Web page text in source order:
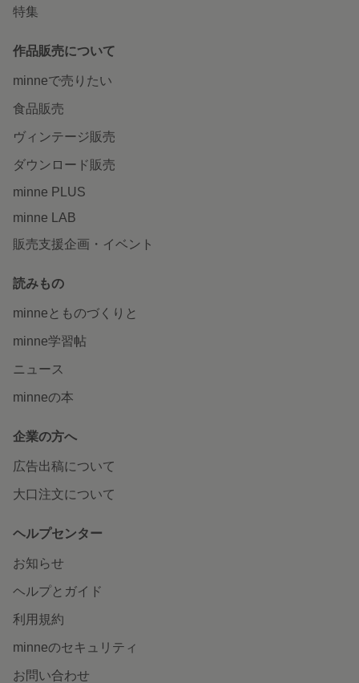
特集
作品販売について
minneで売りたい
食品販売
ヴィンテージ販売
ダウンロード販売
minne PLUS
minne LAB
販売支援企画・イベント
読みもの
minneとものづくりと
minne学習帖
ニュース
minneの本
企業の方へ
広告出稿について
大口注文について
ヘルプセンター
お知らせ
ヘルプとガイド
利用規約
minneのセキュリティ
お問い合わせ